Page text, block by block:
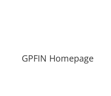
GPFIN Homepage